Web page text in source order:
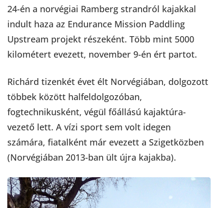
24-én a norvégiai Ramberg strandról kajakkal
indult haza az Endurance Mission Paddling
Upstream projekt részeként. Több mint 5000
kilométert evezett, november 9-én ért partot.
Richárd tizenkét évet élt Norvégiában, dolgozott
többek között halfeldolgozóban,
fogtechnikusként, végül főállású kajaktúra-
vezető lett. A vízi sport sem volt idegen
számára, fiatalként már evezett a Szigetközben
(Norvégiában 2013-ban ült újra kajakba).